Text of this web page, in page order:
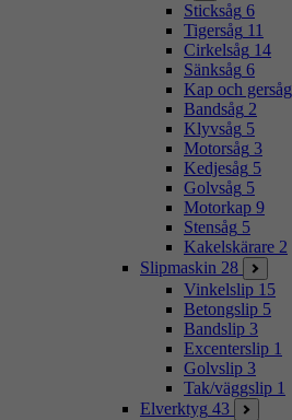
Sticksåg 6
Tigersåg 11
Cirkelsåg 14
Sänksåg 6
Kap och gersåg
Bandsåg 2
Klyvsåg 5
Motorsåg 3
Kedjesåg 5
Golvsåg 5
Motorkap 9
Stensåg 5
Kakelskärare 2
Slipmaskin 28
Vinkelslip 15
Betongslip 5
Bandslip 3
Excenterslip 1
Golvslip 3
Tak/väggslip 1
Elverktyg 43